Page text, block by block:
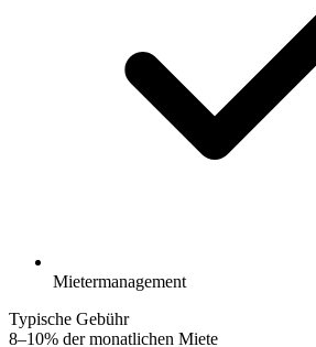
Mietermanagement
Typische Gebühr
8–10% der monatlichen Miete